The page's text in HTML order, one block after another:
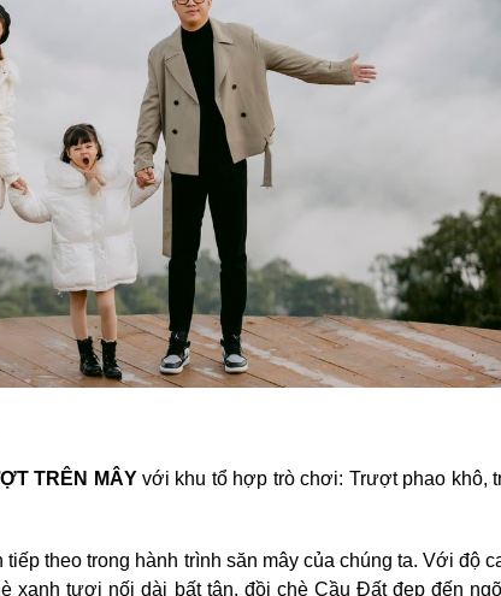
TRÊN MÂYvới khu tổ hợp trò chơi: Trượt phao khô,
theo trong hành trình săn mây của chúng ta. Với độ
xanh tươi nối dài bất tận, đồi chè Cầu Đất đẹp đến